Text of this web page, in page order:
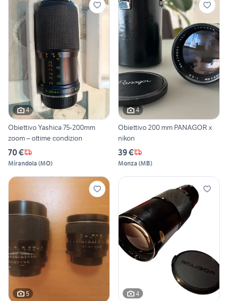
4
Obiettivo Yashica 75-200mm
zoom – ottime condizion
70 €
Mirandola (MO)
4
Obiettivo 200 mm PANAGOR x
nikon
39 €
Monza (MB)
5 4